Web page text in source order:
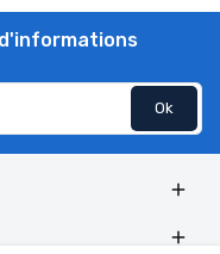

